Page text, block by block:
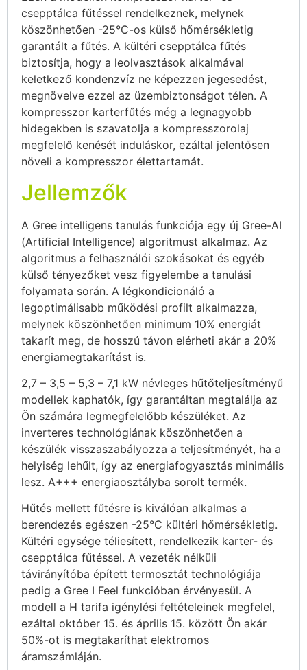
csepptálca fűtéssel rendelkeznek, melynek
köszönhetően -25°C-os külső hőmérsékletig
garantált a fűtés. A kültéri csepptálca fűtés
biztosítja, hogy a leolvasztások alkalmával
keletkező kondenzvíz ne képezzen jegesedést,
megnövelve ezzel az üzembiztonságot télen. A
kompresszor karterfűtés még a legnagyobb
hidegekben is szavatolja a kompresszorolaj
megfelelő kenését induláskor, ezáltal jelentősen
növeli a kompresszor élettartamát.
Jellemzők
A Gree intelligens tanulás funkciója egy új Gree-AI
(Artificial Intelligence) algoritmust alkalmaz. Az
algoritmus a felhasználói szokásokat és egyéb
külső tényezőket vesz figyelembe a tanulási
folyamata során. A légkondicionáló a
legoptimálisabb működési profilt alkalmazza,
melynek köszönhetően minimum 10% energiát
takarít meg, de hosszú távon elérheti akár a 20%
energiamegtakarítást is.
2,7 – 3,5 – 5,3 – 7,1 kW névleges hűtőteljesítményű
modellek kaphatók, így garantáltan megtalálja az
Ön számára legmegfelelőbb készüléket. Az
inverteres technológiának köszönhetően a
készülék visszaszabályozza a teljesítményét, ha a
helyiség lehűlt, így az energiafogyasztás minimális
lesz. A+++ energiaosztályba sorolt termék.
Hűtés mellett fűtésre is kiválóan alkalmas a
berendezés egészen -25°C kültéri hőmérsékletig.
Kültéri egysége téliesített, rendelkezik karter- és
csepptálca fűtéssel. A vezeték nélküli
távirányítóba épített termosztát technológiája
pedig a Gree I Feel funkcióban érvényesül. A
modell a H tarifa igénylési feltételeinek megfelel,
ezáltal október 15. és április 15. között Ön akár
50%-ot is megtakaríthat elektromos
áramszámláján.